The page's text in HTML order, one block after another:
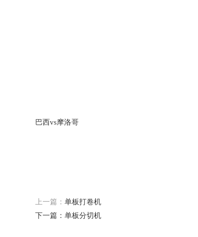
巴西vs摩洛哥
上一篇： 单板打卷机
下一篇： 单板分切机